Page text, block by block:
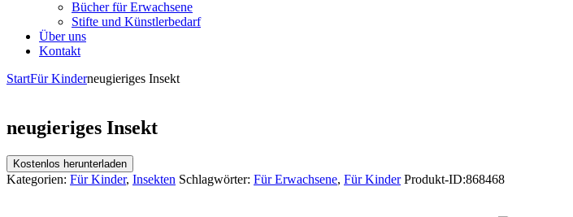
Bücher für Erwachsene
Stifte und Künstlerbedarf
Über uns
Kontakt
StartFür Kinderneugieriges Insekt
neugieriges Insekt
Kostenlos herunterladen
Kategorien: Für Kinder, Insekten Schlagwörter: Für Erwachsene, Für Kinder Produkt-ID:868468